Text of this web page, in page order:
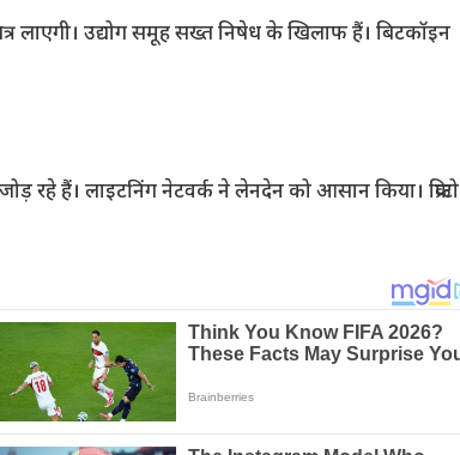
पत्र लाएगी। उद्योग समूह सख्त निषेध के खिलाफ हैं। बिटकॉइन
रहे हैं। लाइटनिंग नेटवर्क ने लेनदेन को आसान किया। क्रिप्टो